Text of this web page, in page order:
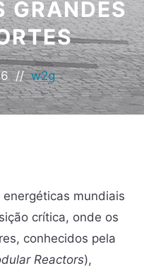
GRANDES
// w2g
mundiais
crítica, onde os
conhecidos pela
Reactors),